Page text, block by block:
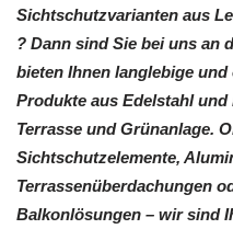
Sichtschutzvarianten aus
? Dann sind Sie bei uns an
bieten Ihnen langlebige
Produkte aus Edelstahl
Terrasse und Grünanlage.
Sichtschutzelemente,
Terrassenüberdachungen
Balkonlösungen – wir sind